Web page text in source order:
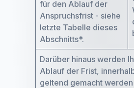
für den Ablauf der
Anspruchsfrist - siehe
letzte Tabelle dieses
Abschnitts*.
Darüber hinaus werden
Ablauf der Frist,
geltend gemacht